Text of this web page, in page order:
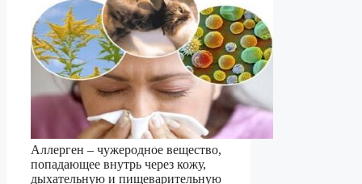
Аллерген – чужеродное вещество,
попадающее внутрь через кожу,
дыхательную и пищеварительную